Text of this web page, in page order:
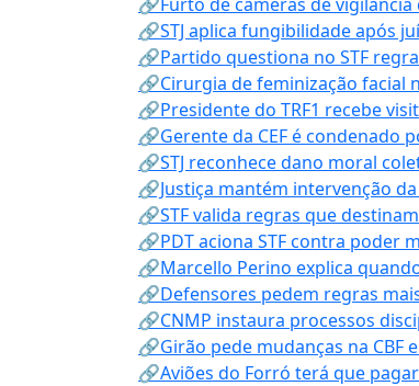
🔗STJ aplica fungibilidade após
🔗Partido questiona no STF
🔗Cirurgia de feminização facial
🔗Presidente do TRF1 recebe
🔗Gerente da CEF é condenado
🔗STJ reconhece dano moral
🔗Justiça mantém intervenção
🔗STF valida regras que
🔗PDT aciona STF contra poder
🔗Marcello Perino explica
🔗Defensores pedem regras
🔗CNMP instaura processos
🔗Girão pede mudanças na CBF
🔗Aviões do Forró terá que